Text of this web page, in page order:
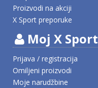
Proizvodi na akciji
X Sport preporuke
Moj X Sport
Prijava / registracija
Omiljeni proizvodi
Moje narudžbine